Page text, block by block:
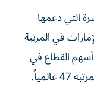
التي دعمها
الإمارات في المرتبة
أسهم القطاع في